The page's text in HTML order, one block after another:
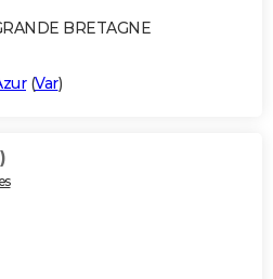
BRETAGNE
(Var)